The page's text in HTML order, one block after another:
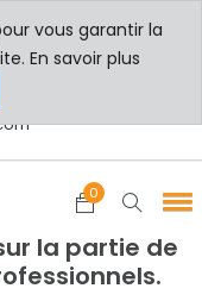
PARTICULIERS
0
la partie de
vous garantir la
En savoir plus